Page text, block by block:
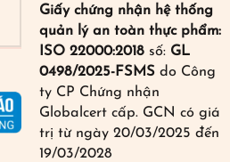
Giấy chứng nhận hệ thống
quản lý an toàn thực phẩm:
ISO 22000:2018 số: GL
0498/2025-FSMS do Công
ty CP Chứng nhận
Globalcert cấp. GCN có giá
trị từ ngày 20/03/2025 đến
19/03/2028